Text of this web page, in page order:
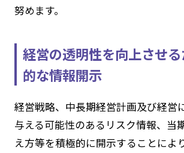
努めます。
経営の透明性を向上させ
的な情報開示
経営戦略、中長期経営計画及び経営
与える可能性のあるリスク情報、当
え方等を積極的に開示することによ